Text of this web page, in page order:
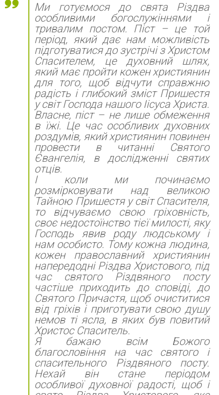
Ми готуємося до свята Різдва
особливими богослужіннями і
тривалим постом. Піст – це той
період, який дає нам можливість
підготуватися до зустрічі з Христом
Спасителем, це духовний шлях,
який має пройти кожен християнин
для того, щоб відчути справжню
радість і глибокий зміст Пришестя
у світ Господа нашого Іісуса Христа.
Власне, піст – не лише обмеження
в їжі. Це час особливих духовних
роздумів, який християнин повинен
провести в читанні Святого
Євангелія, в дослідженні святих
отців.
І коли ми починаємо
розмірковувати над великою
Тайною Пришестя у світ Спасителя,
то відчуваємо свою гріховність,
своє недостоїнство тієї милості, яку
Господь явив роду людському і
нам особисто. Тому кожна людина,
кожен православний християнин
напередодні Різдва Христового, під
час святого Різдвяного посту
частіше приходить до сповіді, до
Святого Причастя, щоб очиститися
від гріхів і приготувати свою душу
немов ті ясла, в яких був повитий
Христос Спаситель.
Я бажаю всім Божого
благословіння на час святого і
спасительного Різдвяного посту.
Нехай він стане періодом
особливої духовної радості, щоб і